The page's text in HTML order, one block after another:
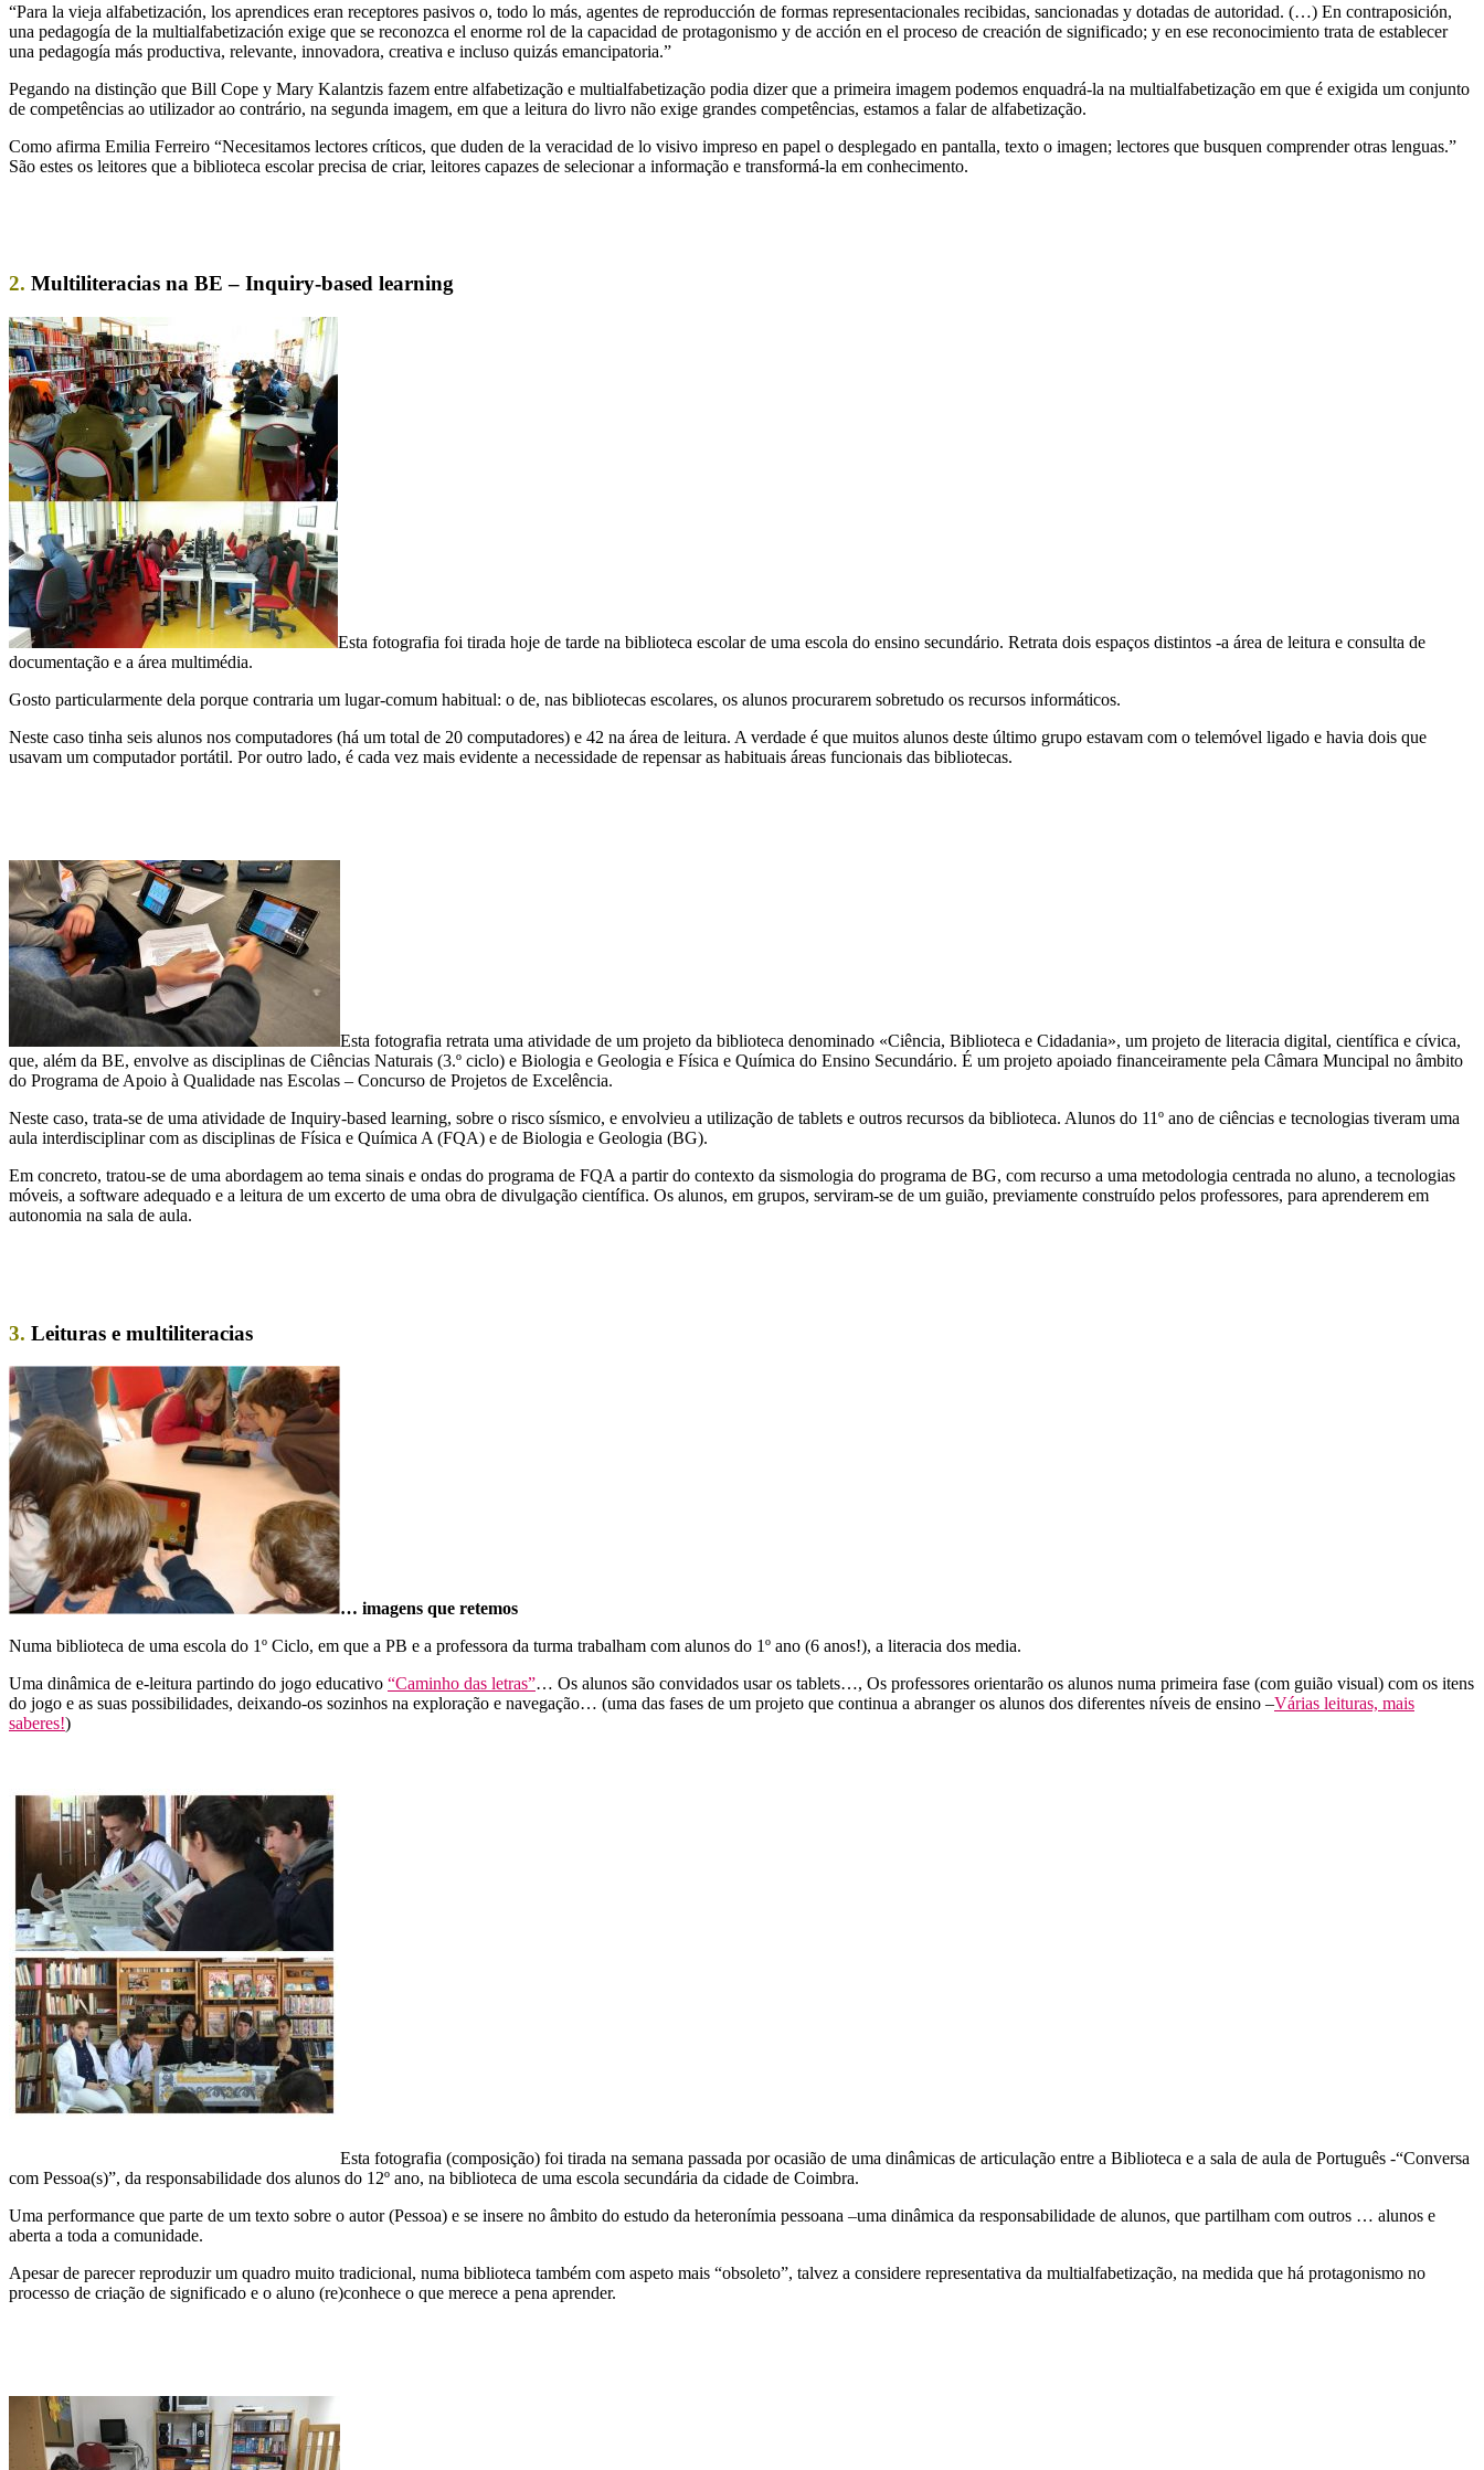
“Para la vieja alfabetización, los aprendices eran receptores pasivos o, todo lo más, agentes de reproducción de formas representacionales recibidas, sancionadas y dotadas de autoridad. (…) En contraposición,
una pedagogía de la multialfabetización exige que se reconozca el enorme rol de la capacidad de protagonismo y de acción en el proceso de creación de significado; y en ese reconocimiento trata de establecer
una pedagogía más productiva, relevante, innovadora, creativa e incluso quizás emancipatoria.”
Pegando na distinção que Bill Cope y Mary Kalantzis fazem entre alfabetização e multialfabetização podia dizer que a primeira imagem podemos enquadrá-la na multialfabetização em que é exigida um conjunto
de competências ao utilizador ao contrário, na segunda imagem, em que a leitura do livro não exige grandes competências, estamos a falar de alfabetização.
Como afirma Emilia Ferreiro “Necesitamos lectores críticos, que duden de la veracidad de lo visivo impreso en papel o desplegado en pantalla, texto o imagen; lectores que busquen comprender otras lenguas.”
São estes os leitores que a biblioteca escolar precisa de criar, leitores capazes de selecionar a informação e transformá-la em conhecimento.
2. Multiliteracias na BE – Inquiry-based learning
Esta fotografia foi tirada hoje de tarde na biblioteca escolar de uma escola do ensino secundário. Retrata dois espaços distintos -a área de leitura e consulta de
documentação e a área multimédia.
Gosto particularmente dela porque contraria um lugar-comum habitual: o de, nas bibliotecas escolares, os alunos procurarem sobretudo os recursos informáticos.
Neste caso tinha seis alunos nos computadores (há um total de 20 computadores) e 42 na área de leitura. A verdade é que muitos alunos deste último grupo estavam com o telemóvel ligado e havia dois que
usavam um computador portátil. Por outro lado, é cada vez mais evidente a necessidade de repensar as habituais áreas funcionais das bibliotecas.
Esta fotografia retrata uma atividade de um projeto da biblioteca denominado «Ciência, Biblioteca e Cidadania», um projeto de literacia digital, científica e cívica,
que, além da BE, envolve as disciplinas de Ciências Naturais (3.º ciclo) e Biologia e Geologia e Física e Química do Ensino Secundário. É um projeto apoiado financeiramente pela Câmara Muncipal no âmbito
do Programa de Apoio à Qualidade nas Escolas – Concurso de Projetos de Excelência.
Neste caso, trata-se de uma atividade de Inquiry-based learning, sobre o risco sísmico, e envolvieu a utilização de tablets e outros recursos da biblioteca. Alunos do 11º ano de ciências e tecnologias tiveram uma
aula interdisciplinar com as disciplinas de Física e Química A (FQA) e de Biologia e Geologia (BG).
Em concreto, tratou-se de uma abordagem ao tema sinais e ondas do programa de FQA a partir do contexto da sismologia do programa de BG, com recurso a uma metodologia centrada no aluno, a tecnologias
móveis, a software adequado e a leitura de um excerto de uma obra de divulgação científica. Os alunos, em grupos, serviram-se de um guião, previamente construído pelos professores, para aprenderem em
autonomia na sala de aula.
3. Leituras e multiliteracias
… imagens que retemos
Numa biblioteca de uma escola do 1º Ciclo, em que a PB e a professora da turma trabalham com alunos do 1º ano (6 anos!), a literacia dos media.
Uma dinâmica de e-leitura partindo do jogo educativo “Caminho das letras”… Os alunos são convidados usar os tablets…, Os professores orientarão os alunos numa primeira fase (com guião visual) com os itens
do jogo e as suas possibilidades, deixando-os sozinhos na exploração e navegação… (uma das fases de um projeto que continua a abranger os alunos dos diferentes níveis de ensino –Várias leituras, mais
saberes!)
Esta fotografia (composição) foi tirada na semana passada por ocasião de uma dinâmicas de articulação entre a Biblioteca e a sala de aula de Português -“Conversa
com Pessoa(s)”, da responsabilidade dos alunos do 12º ano, na biblioteca de uma escola secundária da cidade de Coimbra.
Uma performance que parte de um texto sobre o autor (Pessoa) e se insere no âmbito do estudo da heteronímia pessoana –uma dinâmica da responsabilidade de alunos, que partilham com outros … alunos e
aberta a toda a comunidade.
Apesar de parecer reproduzir um quadro muito tradicional, numa biblioteca também com aspeto mais “obsoleto”, talvez a considere representativa da multialfabetização, na medida que há protagonismo no
processo de criação de significado e o aluno (re)conhece o que merece a pena aprender.